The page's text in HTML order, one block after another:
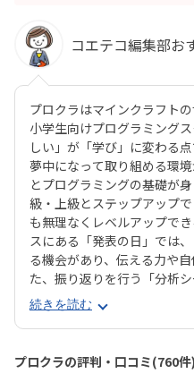
コエテコ編集部お
プロクラはマインクラフト
小学生向けプログラミング
しい」が「学び」に変わる
夢中になって取り組める環
とプログラミングの基礎が
級・上級とステップアップ
も無理なくレベルアップで
スにある「発表の日」では
る機会があり、伝える力や
た、振り返りを行う「分析
かった点をどう改善するか
です。さらに、講師は子ど
グ型指導を採用。自分で考
600以上の教室で展開され、
無料体験も実施中。遊びな
続きを読む
プロクラの評判・口コミ(760件)